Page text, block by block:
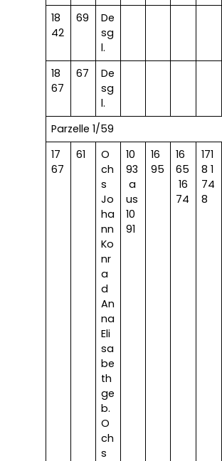
18
42
69
De
sg
l.
18
67
67
De
sg
l.
Parzelle 1/59
17
67
61
O
ch
s
Jo
ha
nn
Ko
nr
a
d
An
na
Eli
sa
be
th
ge
b.
O
ch
s
10
93
a
us
10
91
16
95
16
65
16
74
171
8 1
74
8